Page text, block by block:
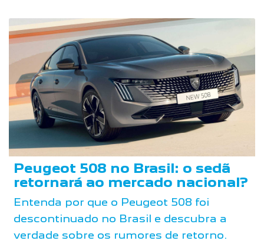
Peugeot 508 no Brasil: o sedã
retornará ao mercado nacional?
Entenda por que o Peugeot 508 foi
descontinuado no Brasil e descubra a
verdade sobre os rumores de retorno.